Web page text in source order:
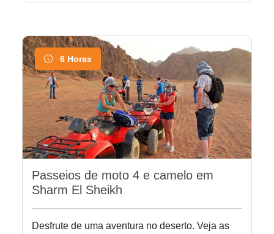
6 Horas
Passeios de moto 4 e camelo em
Sharm El Sheikh
Desfrute de uma aventura no deserto. Veja as